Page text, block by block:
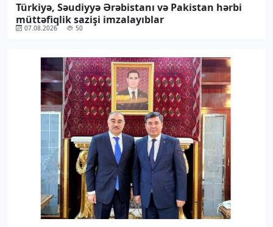
Türkiyə, Səudiyyə Ərəbistanı və Pakistan hərbi
müttəfiqlik sazişi imzalayıblar
07.08.2026 50